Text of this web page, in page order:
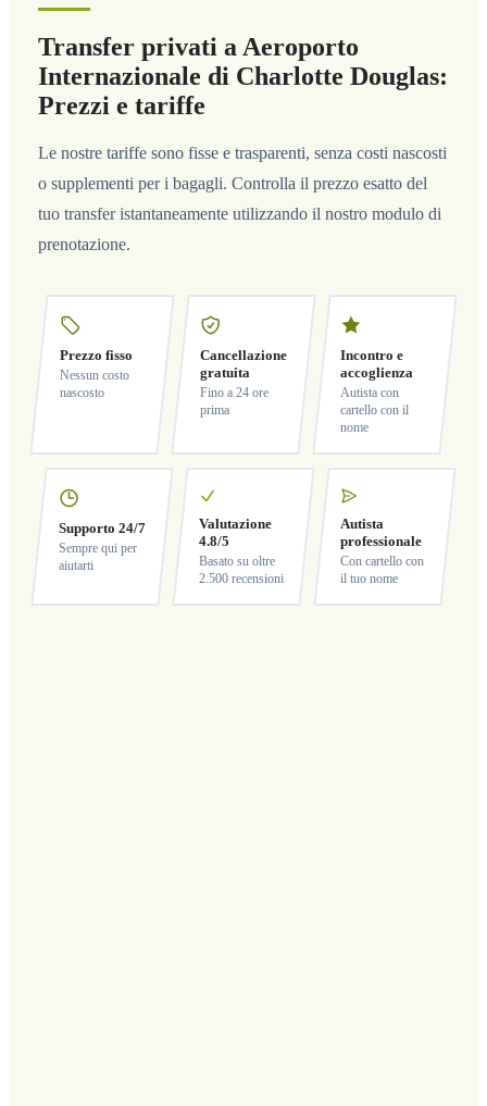
Transfer privati a Aeroporto
Internazionale di Charlotte Douglas:
Prezzi e tariffe
Le nostre tariffe sono fisse e trasparenti, senza costi nascosti
o supplementi per i bagagli. Controlla il prezzo esatto del
tuo transfer istantaneamente utilizzando il nostro modulo di
prenotazione.
Prezzo fisso
Nessun costo
nascosto
Cancellazione
gratuita
Fino a 24 ore
prima
Incontro e
accoglienza
Autista con
cartello con il
nome
Supporto 24/7
Sempre qui per
aiutarti
Valutazione
4.8/5
Basato su oltre
2.500 recensioni
Autista
professionale
Con cartello con
il tuo nome